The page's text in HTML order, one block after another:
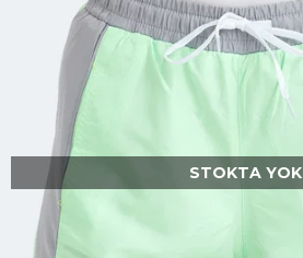
STOKTA YOK